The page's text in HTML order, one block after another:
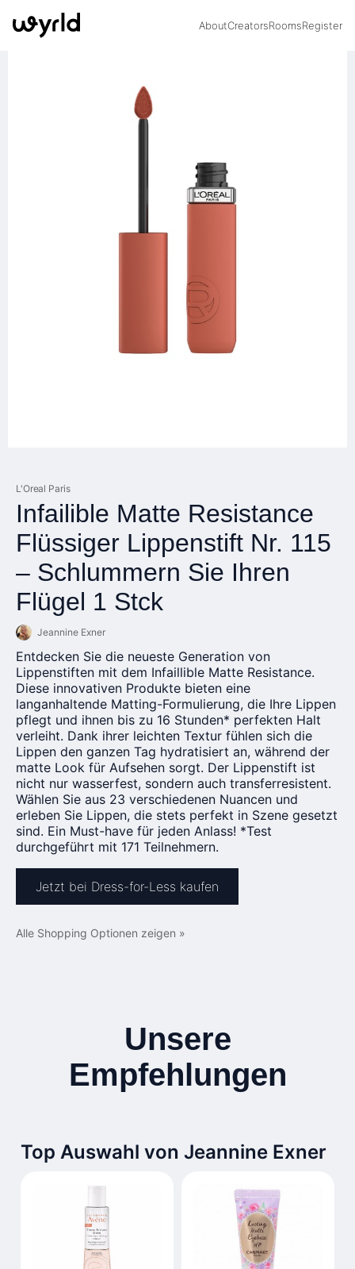
AboutCreatorsRoomsRegister
L'Oreal Paris
Infailible Matte Resistance
Flüssiger Lippenstift Nr. 115
– Schlummern Sie Ihren
Flügel 1 Stck
Jeannine Exner
Entdecken Sie die neueste Generation von
Lippenstiften mit dem Infaillible Matte Resistance.
Diese innovativen Produkte bieten eine
langanhaltende Matting-Formulierung, die Ihre Lippen
pflegt und ihnen bis zu 16 Stunden* perfekten Halt
verleiht. Dank ihrer leichten Textur fühlen sich die
Lippen den ganzen Tag hydratisiert an, während der
matte Look für Aufsehen sorgt. Der Lippenstift ist
nicht nur wasserfest, sondern auch transferresistent.
Wählen Sie aus 23 verschiedenen Nuancen und
erleben Sie Lippen, die stets perfekt in Szene gesetzt
sind. Ein Must-have für jeden Anlass! *Test
durchgeführt mit 171 Teilnehmern.
Jetzt bei Dress-for-Less kaufen
Alle Shopping Optionen zeigen »
Unsere
Empfehlungen
Top Auswahl von Jeannine Exner